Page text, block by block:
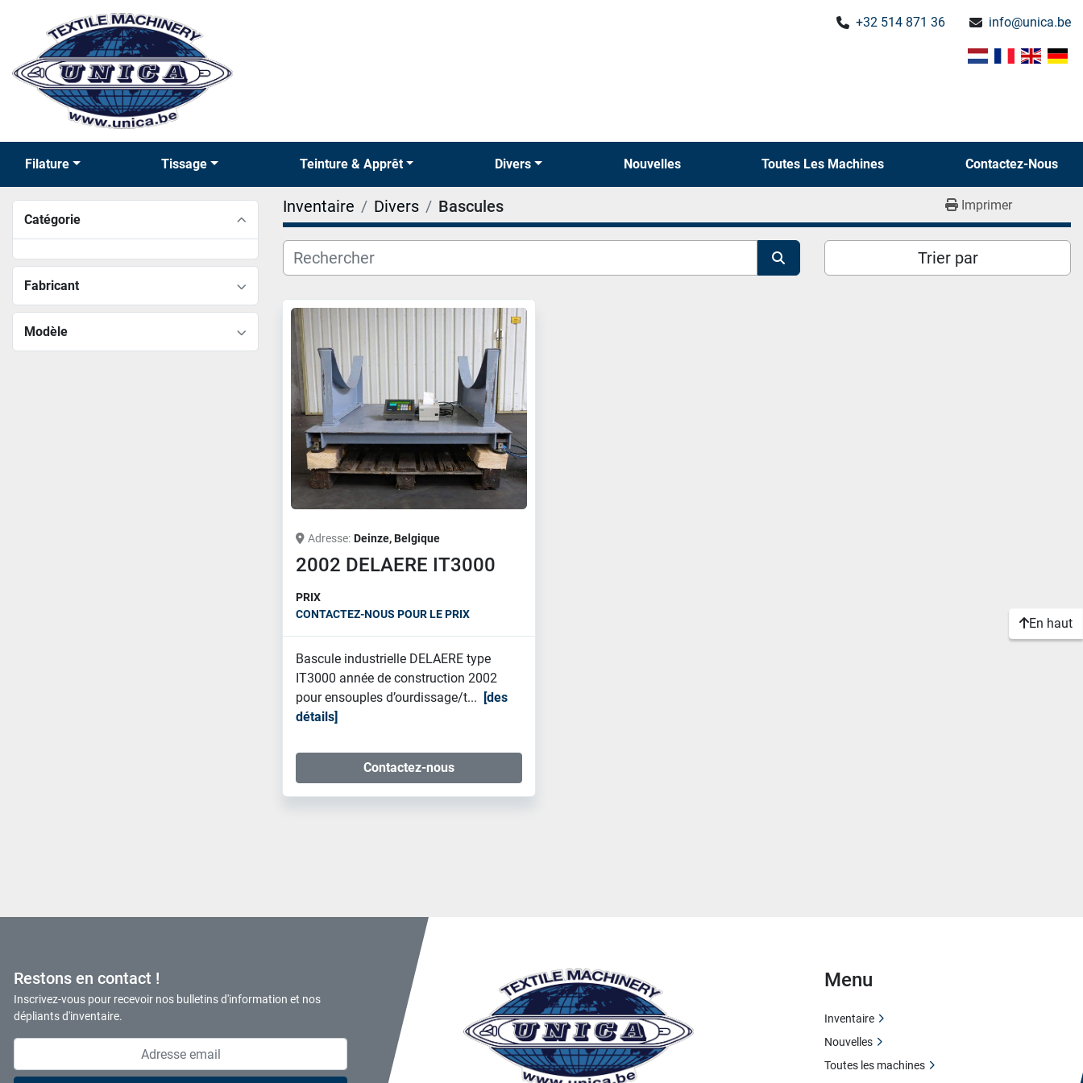
+32 514 871 36 info@unica.be
Filature Tissage Teinture & Apprêt Divers Nouvelles Toutes Les Machines Contactez-Nous
Catégorie
Fabricant
Modèle
Inventaire Divers Bascules Imprimer
Trier par
Adresse Deinze, Belgique
2002 DELAERE IT3000
PRIX
CONTACTEZ-NOUS POUR LE PRIX
Bascule industrielle DELAERE type
IT3000 année de construction 2002
pour ensouples d’ourdissage/t...
des
détails
Contactez-nous
En haut
Restons en contact !
Inscrivez-vous pour recevoir nos bulletins d'information et nos
dépliants d'inventaire.
Menu
Inventaire
Nouvelles
Toutes les machines